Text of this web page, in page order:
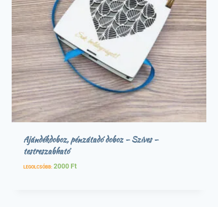
Ajándékdoboz, pénzátadó doboz – Szíves –
testreszabható
LEGOLCSÓBB: 2000 Ft